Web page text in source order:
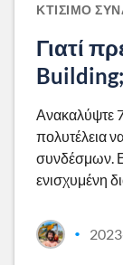
ΚΤΊΣΙΜΟ
Γιατί
Building;
Ανακαλύψτε
πολυτέλεια
συνδέσμων.
ενισχυμένη
•